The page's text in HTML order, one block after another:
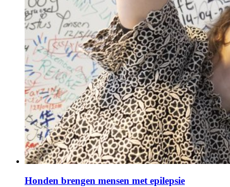
Honden brengen mensen met epilepsie